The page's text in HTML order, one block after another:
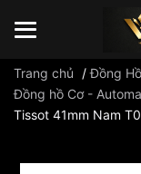
Đồng hồ casio đồng
Trang chủ /Đồng
Đồng hồ Cơ -
Tissot 41mm Nam